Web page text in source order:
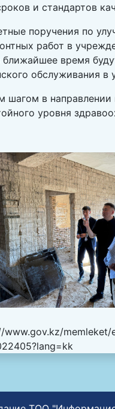
и стандартов
поручения по
работ в
ближайшее время
обслуживания в
шагом в
уровня
www.gov.kz/